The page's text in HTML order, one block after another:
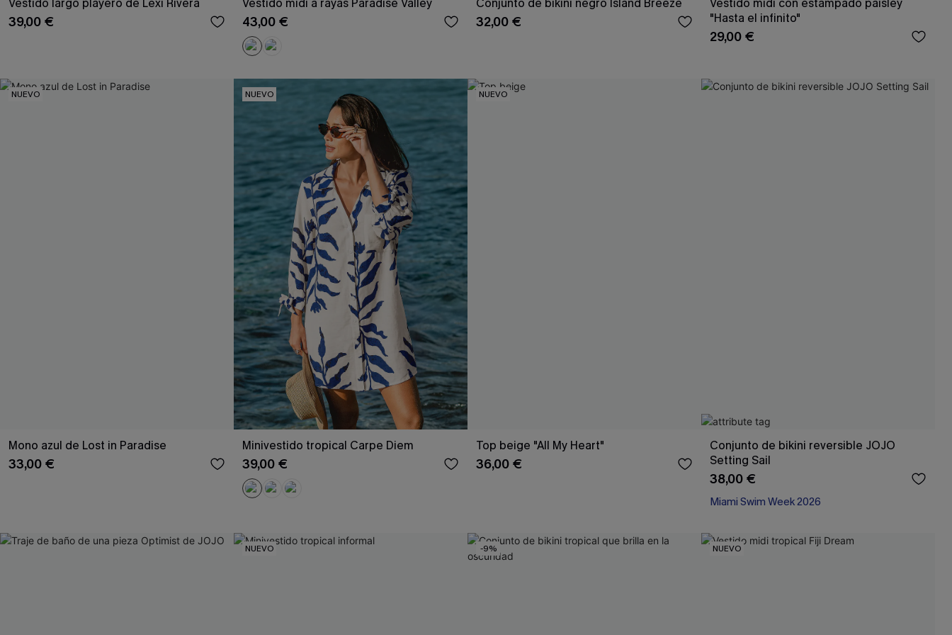
Vestido largo playero de Lexi Rivera
39,00 €
Vestido midi a rayas Paradise Valley
43,00 €
Conjunto de bikini negro Island Breeze
32,00 €
Vestido midi con estampado paisley
"Hasta el infinito"
29,00 €
NUEVO
Mono azul de Lost in Paradise
33,00 €
NUEVO
Minivestido tropical Carpe Diem
39,00 €
NUEVO
Top beige "All My Heart"
36,00 €
Conjunto de bikini reversible JOJO
Setting Sail
38,00 €
Miami Swim Week 2026
NUEVO -9% NUEVO